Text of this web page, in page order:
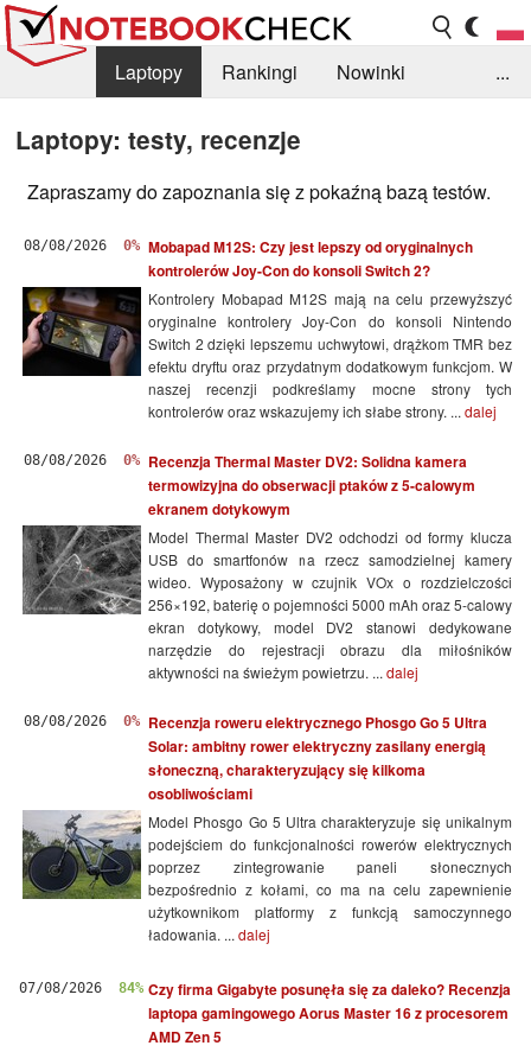
Laptopy Rankingi
Nowinki
...
Laptopy: testy, recenzje
Zapraszamy do zapoznania się z pokaźną bazą testów.
08/08/2026 0% Mobapad M12S: Czy jest lepszy od oryginalnych
kontrolerów Joy-Con do konsoli Switch 2?
Kontrolery Mobapad M12S mają na celu przewyższyć
oryginalne kontrolery Joy-Con do konsoli Nintendo
Switch 2 dzięki lepszemu uchwytowi, drążkom TMR bez
efektu dryftu oraz przydatnym dodatkowym funkcjom. W
naszej recenzji podkreślamy mocne strony tych
kontrolerów oraz wskazujemy ich słabe strony. ... dalej
08/08/2026 0%
Recenzja Thermal Master DV2: Solidna kamera
termowizyjna do obserwacji ptaków z 5-calowym
ekranem dotykowym
Model Thermal Master DV2 odchodzi od formy klucza
USB do smartfonów na rzecz samodzielnej kamery
wideo. Wyposażony w czujnik VOx o rozdzielczości
256×192, baterię o pojemności 5000 mAh oraz 5-calowy
ekran dotykowy, model DV2 stanowi dedykowane
narzędzie do rejestracji obrazu dla miłośników
aktywności na świeżym powietrzu. ... dalej
08/08/2026 0%
Recenzja roweru elektrycznego Phosgo Go 5 Ultra
Solar: ambitny rower elektryczny zasilany energią
słoneczną, charakteryzujący się kilkoma
osobliwościami
Model Phosgo Go 5 Ultra charakteryzuje się unikalnym
podejściem do funkcjonalności rowerów elektrycznych
poprzez zintegrowanie paneli słonecznych
bezpośrednio z kołami, co ma na celu zapewnienie
użytkownikom platformy z funkcją samoczynnego
ładowania. ... dalej
07/08/2026 84% Czy firma Gigabyte posunęła się za daleko? Recenzja
laptopa gamingowego Aorus Master 16 z procesorem
AMD Zen 5